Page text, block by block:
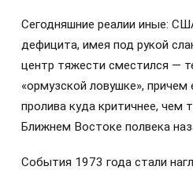
Сегодняшние реалии иные:
дефицита, имея под рукой
центр тяжести сместился —
«ормузской ловушке»,
пролива куда критичнее, чем
Ближнем Востоке полвека
События 1973 года стали